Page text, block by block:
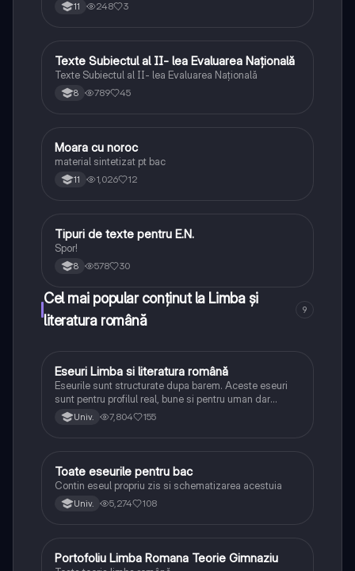
11 248 3
Limba și literatura română
Texte Subiectul al II- lea Evaluarea Națională
Texte Subiectul al II- lea Evaluarea Națională
8 789 45
Limba și literatura română
Moara cu noroc
material sintetizat pt bac
11 1,026 12
Limba și literatura română
Tipuri de texte pentru E.N.
Spor!
8 578 30
Cel mai popular conținut la Limba și
literatura română
9
Limba și literatura română
Eseuri Limba si literatura română
Eseurile sunt structurate dupa barem. Aceste eseuri
sunt pentru profilul real, bune si pentru uman dar
lipsesc relatiile dintre personaje si caracrerizarile.
Univ. 7,804 155
Limba și literatura română
Toate eseurile pentru bac
Contin eseul propriu zis si schematizarea acestuia
Univ. 5,274 108
Limba și literatura română
Portofoliu Limba Romana Teorie Gimnaziu